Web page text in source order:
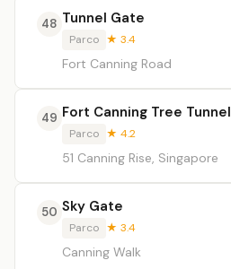
48 Tunnel Gate
Parco ★ 3.4
Fort Canning Road
49 Fort Canning Tree Tunnel
Parco ★ 4.2
51 Canning Rise, Singapore
50 Sky Gate
Parco ★ 3.4
Canning Walk